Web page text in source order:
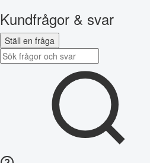
Kundfrågor & svar
Ställ en fråga